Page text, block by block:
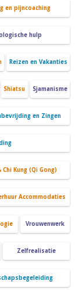
en pijncoaching
hulp
Reizen en Vakanties
Shiatsu Sjamanisme
en Zingen
Chi Kung (Qi Gong)
Accommodaties
Vrouwenwerk
Zelfrealisatie